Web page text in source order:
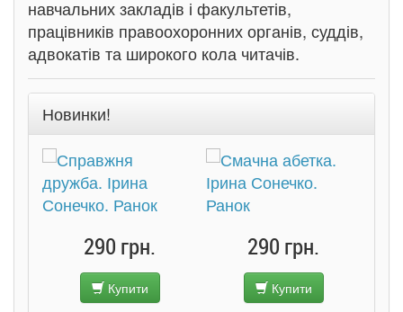
навчальних закладів і факультетів,
працівників правоохоронних органів, суддів,
адвокатів та широкого кола читачів.
Новинки!
290 грн.
Купити
290 грн.
Купити